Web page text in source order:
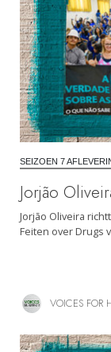
SEIZOEN 7
Jorjão
Jorjão Oliveira
Feiten over Drugs
VOICES FOR